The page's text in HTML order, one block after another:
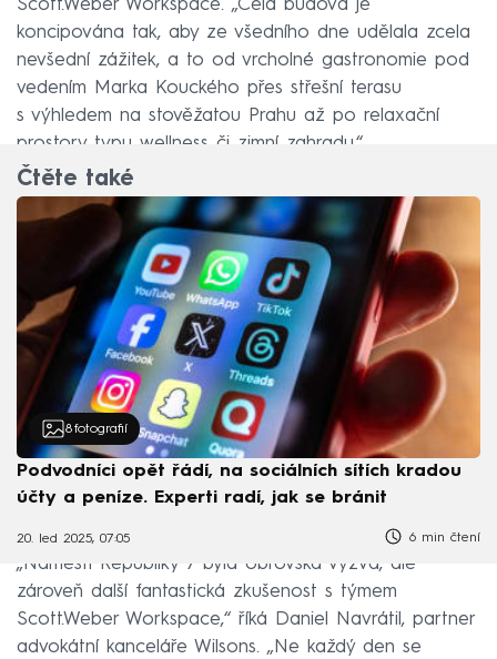
Scott.Weber Workspace. „Celá budova je
koncipována tak, aby ze všedního dne udělala zcela
nevšední zážitek, a to od vrcholné gastronomie pod
vedením Marka Kouckého přes střešní terasu
s výhledem na stověžatou Prahu až po relaxační
prostory typu wellness či zimní zahradu.“
Čtěte také
8 fotografií
Podvodníci opět řádí, na sociálních sítích kradou
účty a peníze. Experti radí, jak se bránit
20. led 2025, 07:05 6 min čtení
„Náměstí Republiky 7 byla obrovská výzva, ale
zároveň další fantastická zkušenost s týmem
Scott.Weber Workspace,“ říká Daniel Navrátil, partner
advokátní kanceláře Wilsons. „Ne každý den se